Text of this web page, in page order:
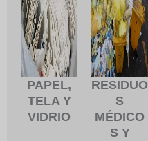
PAPEL,
TELA Y
VIDRIO
RESIDUO
S
MÉDICO
S Y